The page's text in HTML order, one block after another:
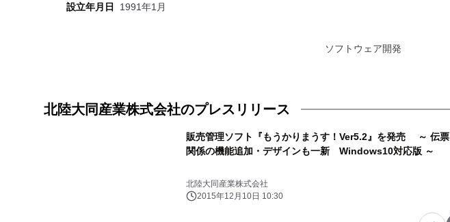
ソフトウェア開発
設立年月日 1991年1月
北陸大同産業株式会社のプレスリリース
販売管理ソフト『もうかりまうす！Ver5.2』を発売 ～ 伝票
関係の機能追加・デザインも一新 Windows10対応版 ～
北陸大同産業株式会社
2015年12月10日 10:30